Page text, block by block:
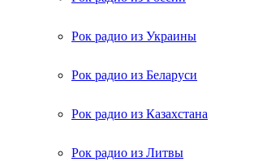
Рок радио из Украины
Рок радио из Беларуси
Рок радио из Казахстана
Рок радио из Литвы